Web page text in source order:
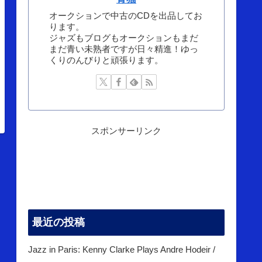
オークションで中古のCDを出品してお
ります。
ジャズもブログもオークションもまだ
まだ青い未熟者ですが日々精進！ゆっ
くりのんびりと頑張ります。
スポンサーリンク
最近の投稿
Jazz in Paris: Kenny Clarke Plays Andre Hodeir /